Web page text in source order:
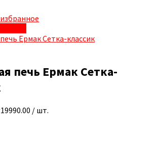
печь Ермак Сетка-
/ шт.